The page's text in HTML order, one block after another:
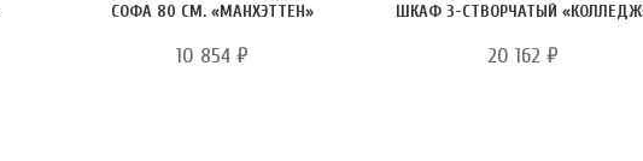
СОФА 80 СМ. «МАНХЭТТЕН»
10 854₽
ШКАФ 3-СТВОРЧАТЫЙ
20 162₽